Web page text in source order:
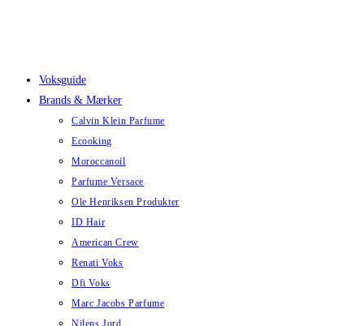
Voksguide
Brands & Mærker
Calvin Klein Parfume
Ecooking
Moroccanoil
Parfume Versace
Ole Henriksen Produkter
ID Hair
American Crew
Renati Voks
Dfi Voks
Marc Jacobs Parfume
Nilens Jord